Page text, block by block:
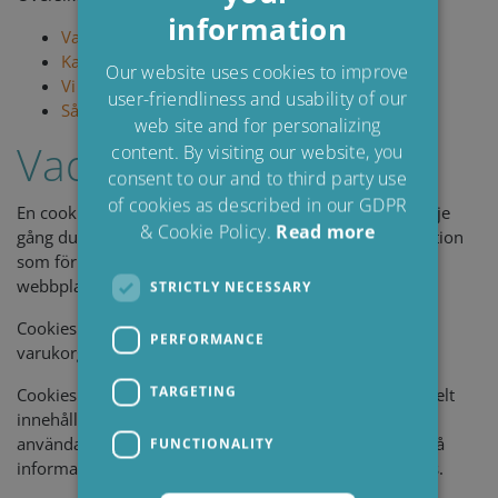
Vad är cookies?
Kan cookies avaktiveras?
Vi använder följande cookies
Så här raderar du cookies
Vad är cookies?
En cookie är en liten textfil som sparas av din dator varje
gång du besöker en webbplats. Cookies lagrar information
som förbättrar din användarupplevelse eller ger
webbplatsägaren information om ditt besök.
Cookies kommer till exempel ihåg vad du har lagt i din
varukorg under ditt besök i en onlinebutik.
Cookies är såledesINTE skadliga
eftersom de helt enkelt
innehåller information för att förbättra din
användarupplevelse eller för att webbplatsägaren ska få
information om ditt besök. Virus sprids inte via cookies.
SPANISH
FRENCH
information
Our website uses cookies to improve
user-friendliness and usability of our
web site and for personalizing
content. By visiting our website, you
consent to our and to third party use
of cookies as described in our GDPR
& Cookie Policy. Read more
STRICTLY NECESSARY
PERFORMANCE
TARGETING
FUNCTIONALITY